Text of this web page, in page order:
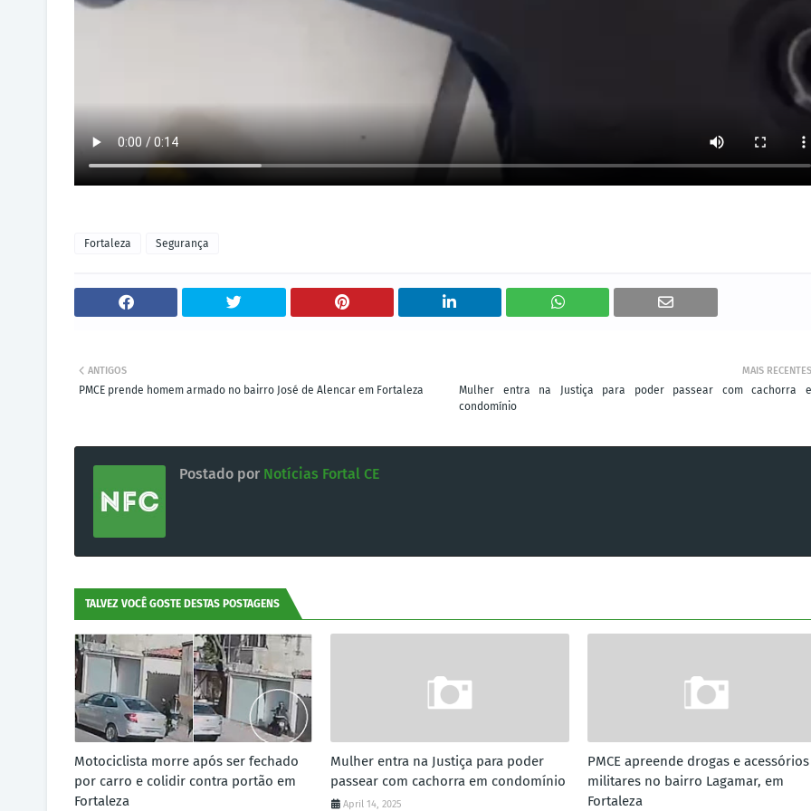
Fortaleza Segurança
MAIS RECENTES
Mulher entra na Justiça para poder passear com cachorra
condomínio
ANTIGOS
PMCE prende homem armado no bairro José de Alencar em Fortaleza
Postado por Notícias Fortal CE
TALVEZ VOCÊ GOSTE DESTAS POSTAGENS
Motociclista morre após ser fechado
por carro e colidir contra portão em
Fortaleza
Mulher entra na Justiça para poder
passear com cachorra em condomínio
April 14, 2025
PMCE apreende drogas e acessórios
militares no bairro Lagamar, em
Fortaleza